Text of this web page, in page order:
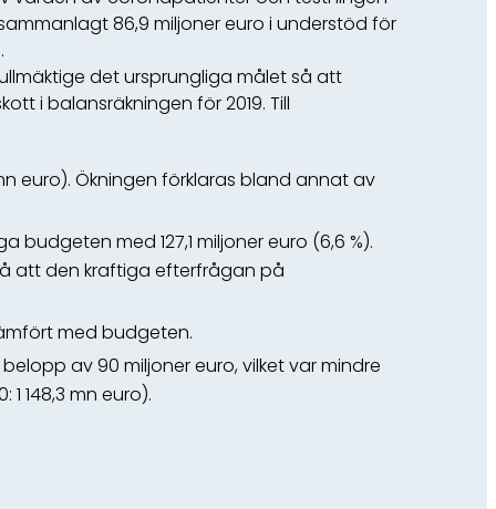
86,9 miljoner euro i understöd för
det ursprungliga målet så att
i balansräkningen för 2019. Till
euro). Ökningen förklaras bland annat av
med 127,1 miljoner euro (6,6 %).
att den kraftiga efterfrågan på
med budgeten.
av 90 miljoner euro, vilket var mindre
148,3 mn euro).